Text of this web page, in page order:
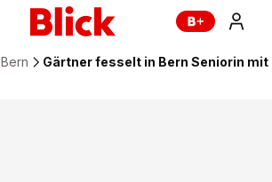
Bern Gärtner fesselt in Bern Seniorin